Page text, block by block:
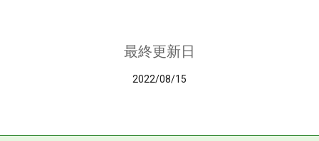
最終更新日
2022/08/15